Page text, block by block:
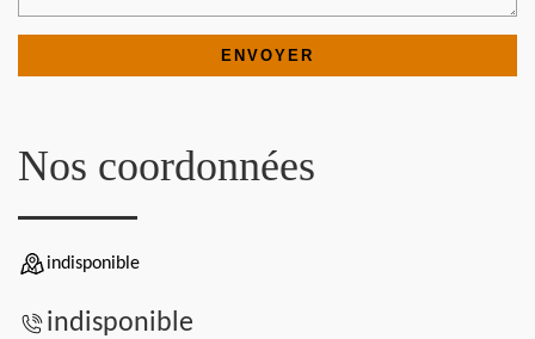
Nos coordonnées
indisponible
indisponible